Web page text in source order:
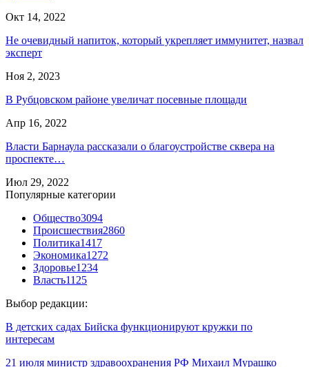
Окт 14, 2022
Не очевидный напиток, который укрепляет иммунитет, назвал
эксперт
Ноя 2, 2023
В Рубцовском районе увеличат посевные площади
Апр 16, 2022
Власти Барнаула рассказали о благоустройстве сквера на
проспекте…
Июл 29, 2022
Популярные категории
Общество3094
Происшествия2860
Политика1417
Экономика1272
Здоровье1234
Власть1125
Выбор редакции:
В детских садах Бийска функционируют кружки по
интересам
21 июля министр здравоохранения РФ Михаил Мурашко